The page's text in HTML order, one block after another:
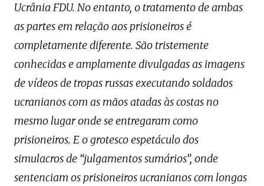
Ucrânia FDU. No entanto, o tratamento de ambas
as partes em relação aos prisioneiros é
completamente diferente. São tristemente
conhecidas e amplamente divulgadas as imagens
de vídeos de tropas russas executando soldados
ucranianos com as mãos atadas às costas no
mesmo lugar onde se entregaram como
prisioneiros. E o grotesco espetáculo dos
simulacros de “julgamentos sumários”, onde
sentenciam os prisioneiros ucranianos com longas